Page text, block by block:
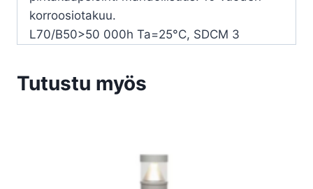
korroosiotakuu.
L70/B50>50 000h Ta=25°C, SDCM 3
Tutustu myös